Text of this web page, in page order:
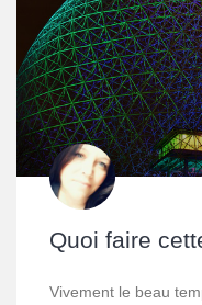
Quoi faire
Vivement le beau